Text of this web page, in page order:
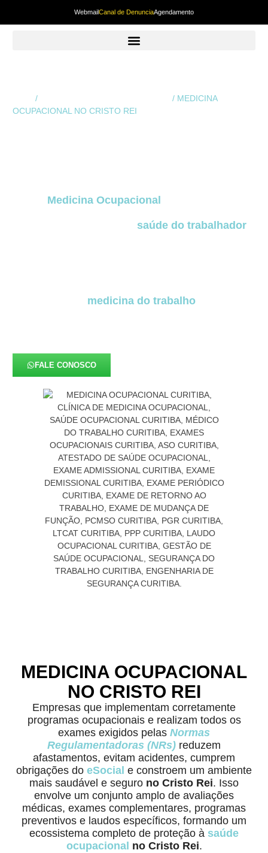
WebmailCanal de DenunciaAgendamento
/
/ MEDICINA
OCUPACIONAL NO CRISTO REI
Medicina Ocupacional
saúde do trabalhadore
medicina do trabalhose torna
FALE CONOSCO
MEDICINA OCUPACIONAL
NO CRISTO REI
Empresas que implementam corretamente
programas ocupacionais e realizam todos os
exames exigidos pelas Normas
Regulamentadoras (NRs) reduzem
afastamentos, evitam acidentes, cumprem
obrigações do eSocial e constroem um ambiente
mais saudável e seguro no Cristo Rei. Isso
envolve um conjunto amplo de avaliações
médicas, exames complementares, programas
preventivos e laudos específicos, formando um
ecossistema completo de proteção à saúde
ocupacional no Cristo Rei.